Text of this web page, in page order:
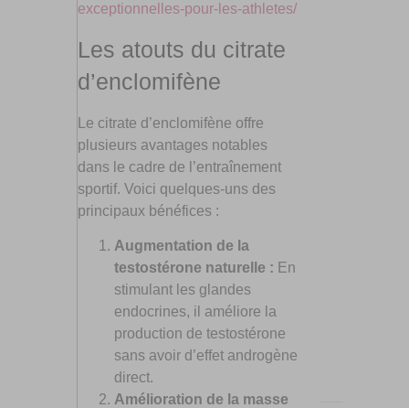
exceptionnelles-pour-les-athletes/
Les atouts du citrate
d’enclomifène
Le citrate d’enclomifène offre
plusieurs avantages notables
dans le cadre de l’entraînement
sportif. Voici quelques-uns des
principaux bénéfices :
Augmentation de la
testostérone naturelle : En
stimulant les glandes
endocrines, il améliore la
production de testostérone
sans avoir d’effet androgène
direct.
Amélioration de la masse